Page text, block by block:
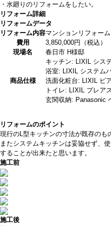
・水廻りのリフォームをしたい。
リフォーム詳細
リフォームデータ
リフォーム内容マンションリフォー
費用
3,850,000円（税込）
現場名
春日市 H様邸
商品仕様
キッチン: LIXIL シス
浴室: LIXIL システム
洗面化粧台: LIXIL ピ
トイレ: LIXIL プレア
玄関収納: Panasonic
リフォームのポイント
現行のL型キッチンの寸法が既存の
またシステムキッチンは妥協せず、
することが出来たと思います。
施工前
施工後